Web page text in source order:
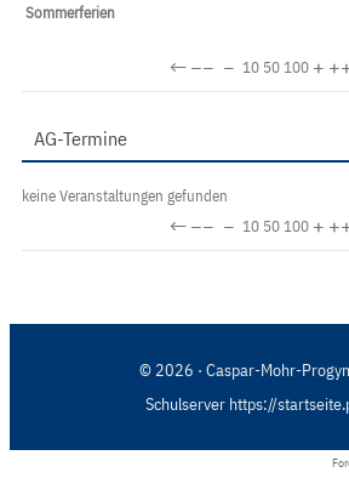
Sommerferien
←−− − 10 50100 +
AG-Termine
keine Veranstaltungen gefunden
←−− − 10 50100 +
© 2026 · Caspar-Mohr-
Schulserver https://